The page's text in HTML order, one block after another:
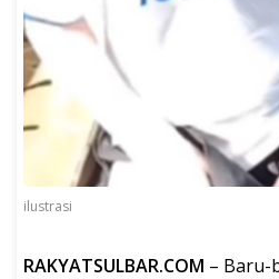
ilustrasi
RAKYATSULBAR.COM – Baru-